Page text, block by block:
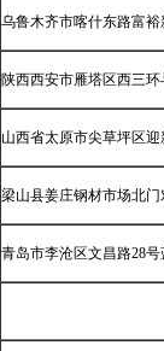
乌鲁木齐市喀什东路富裕
陕西西安市雁塔区西三
山西省太原市尖草坪区
梁山县姜庄钢材市场北门
青岛市李沧区文昌路28号